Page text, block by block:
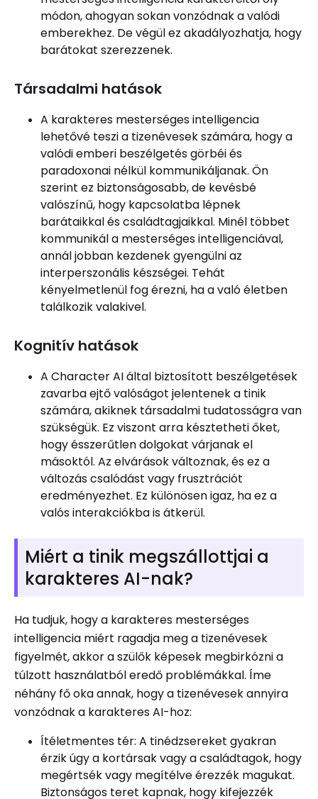
módon, ahogyan sokan vonzódnak a valódi
emberekhez. De végül ez akadályozhatja, hogy
barátokat szerezzenek.
Társadalmi hatások
A karakteres mesterséges intelligencia
lehetővé teszi a tizenévesek számára, hogy a
valódi emberi beszélgetés görbéi és
paradoxonai nélkül kommunikáljanak. Ön
szerint ez biztonságosabb, de kevésbé
valószínű, hogy kapcsolatba lépnek
barátaikkal és családtagjaikkal. Minél többet
kommunikál a mesterséges intelligenciával,
annál jobban kezdenek gyengülni az
interperszonális készségei. Tehát
kényelmetlenül fog érezni, ha a való életben
találkozik valakivel.
Kognitív hatások
A Character AI által biztosított beszélgetések
zavarba ejtő valóságot jelentenek a tinik
számára, akiknek társadalmi tudatosságra van
szükségük. Ez viszont arra késztetheti őket,
hogy ésszerűtlen dolgokat várjanak el
másoktól. Az elvárások változnak, és ez a
változás csalódást vagy frusztrációt
eredményezhet. Ez különösen igaz, ha ez a
valós interakciókba is átkerül.
Miért a tinik megszállottjai a
karakteres AI-nak?
Ha tudjuk, hogy a karakteres mesterséges
intelligencia miért ragadja meg a tizenévesek
figyelmét, akkor a szülők képesek megbirkózni a
túlzott használatból eredő problémákkal. Íme
néhány fő oka annak, hogy a tizenévesek annyira
vonzódnak a karakteres AI-hoz:
Ítéletmentes tér: A tinédzsereket gyakran
érzik úgy a kortársak vagy a családtagok, hogy
megértsék vagy megítélve érezzék magukat.
Biztonságos teret kapnak, hogy kifejezzék